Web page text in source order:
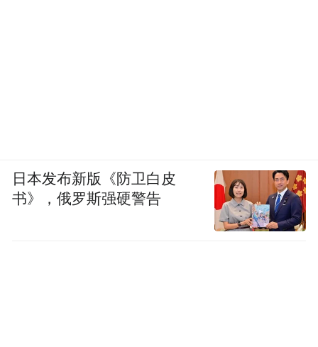
日本发布新版《防卫白皮
书》，俄罗斯强硬警告